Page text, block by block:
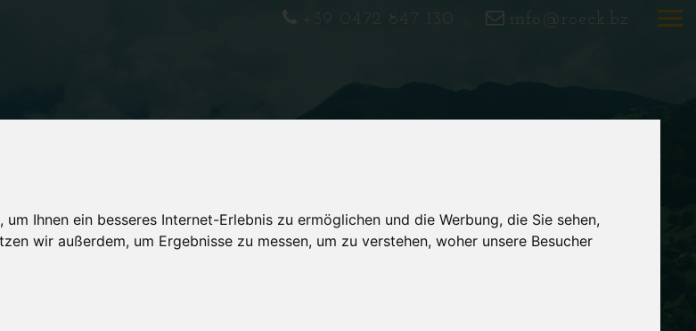
Ihnen ein besseres Internet-Erlebnis zu ermöglichen und die Werbung, die Sie sehen,
wir außerdem, um Ergebnisse zu messen, um zu verstehen, woher unsere Besucher
info@roeck.bz
+39 0472 847 130
gleich Natur?